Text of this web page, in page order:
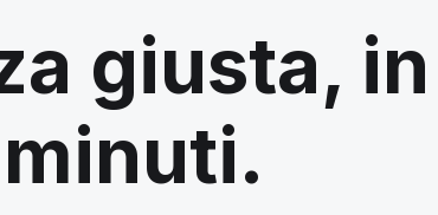
giusta,
minuti.